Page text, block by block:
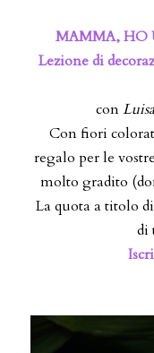
MAMMA, HO
Lezione di
con
Con fiori
regalo per le
molto gradito
La quota a titolo
di